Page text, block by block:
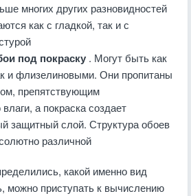
многих других разновидностей
как с гладкой, так и с
под покраску . Могут быть как
и флизелиновыми. Они пропитаны
препятствующим
а покраска создает
защитный слой. Структура обоев
различной
какой именно вид
можно приступать к вычислению